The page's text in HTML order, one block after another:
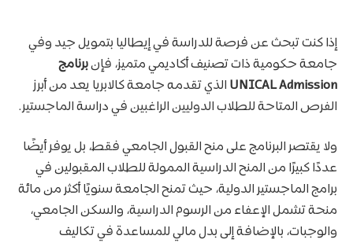
إذا كنت تبحث عن فرصة للدراسة في إيطاليا بتمويل جيد وفي
جامعة حكومية ذات تصنيف أكاديمي متميز، فإنبرنامج
UNICAL Admission الذي تقدمه جامعة كالابريا يعد من أبرز
الفرص المتاحة للطلاب الدوليين الراغبين في دراسة الماجستير.
ولا يقتصر البرنامج على منح القبول الجامعي فقط، بل يوفر أيضًا
عددًا كبيرًا من المنح الدراسية الممولة للطلاب المقبولين في
برامج الماجستير الدولية، حيث تمنح الجامعة سنويًا أكثر من مائة
منحة تشمل الإعفاء من الرسوم الدراسية، والسكن الجامعي،
والوجبات، بالإضافة إلى بدل مالي للمساعدة في تكاليف